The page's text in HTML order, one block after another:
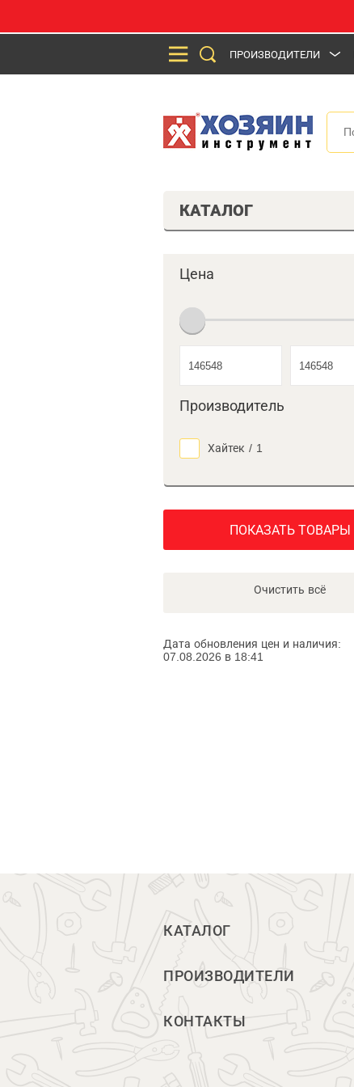
ПРОИЗВОДИТЕЛИ
КАТАЛОГ
Цена
Производитель
Хайтек / 1
ПОКАЗАТЬ ТОВАРЫ
Очистить всё
Дата обновления цен и наличия:
07.08.2026 в 18:41
КАТАЛОГ
ПРОИЗВОДИТЕЛИ
КОНТАКТЫ